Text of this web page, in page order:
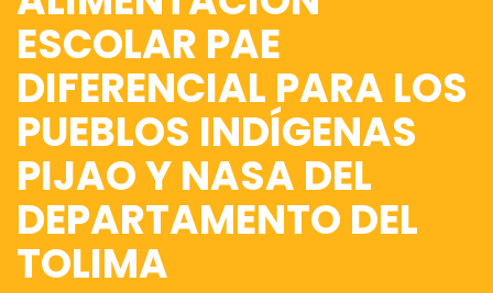
ESCOLAR PAE
DIFERENCIAL PARA LOS
PUEBLOS INDÍGENAS
PIJAO Y NASA DEL
DEPARTAMENTO DEL
TOLIMA